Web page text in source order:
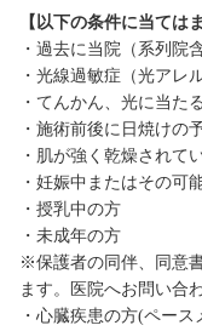
【以下の条件に当ては
・過去に当院（系列院
・光線過敏症（光アレ
・てんかん、光に当た
・施術前後に日焼けの
・肌が強く乾燥されて
・妊娠中またはその可
・授乳中の方
・未成年の方
※保護者の同伴、同意
ます。医院へお問い合
・心臓疾患の方(ペー